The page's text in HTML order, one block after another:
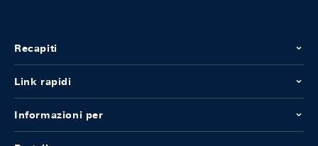
Recapiti
Link rapidi
Informazioni per